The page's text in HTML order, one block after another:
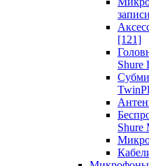
[121]
Shure